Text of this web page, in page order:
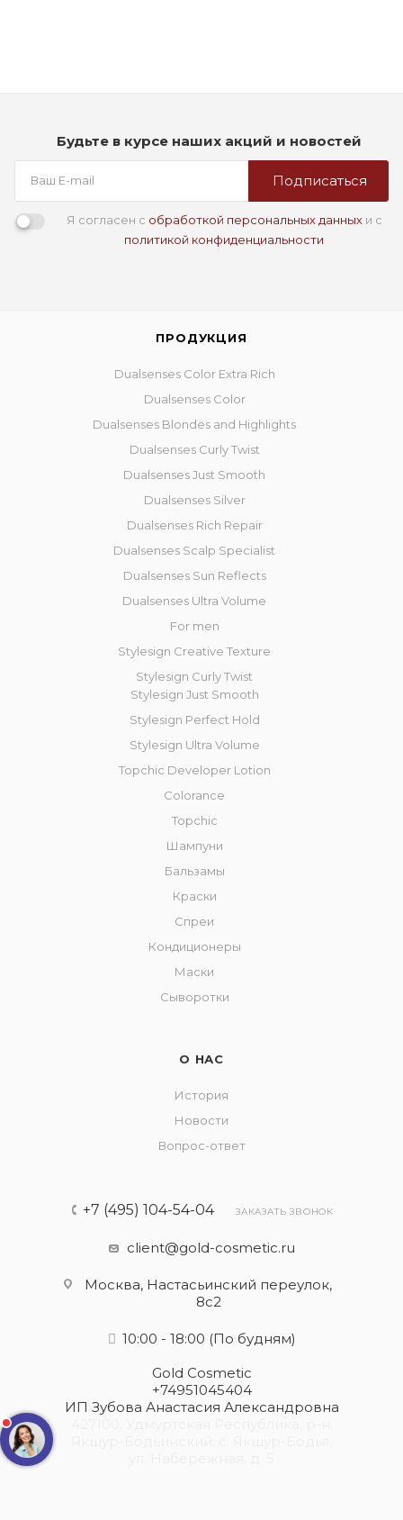
Будьте в курсе наших акций и новостей
Подписаться
Я согласен с обработкой персональных данныхи с
политикой конфиденциальности
ПРОДУКЦИЯ
Dualsenses Color Extra Rich
Dualsenses Color
Dualsenses Blondes and Highlights
Dualsenses Curly Twist
Dualsenses Just Smooth
Dualsenses Silver
Dualsenses Rich Repair
Dualsenses Scalp Specialist
Dualsenses Sun Reflects
Dualsenses Ultra Volume
For men
Stylesign Creative Texture
Stylesign Curly Twist
Stylesign Just Smooth
Stylesign Perfect Hold
Stylesign Ultra Volume
Topchic Developer Lotion
Colorance
Topchic
Шампуни
Бальзамы
Краски
Спреи
Кондиционеры
Маски
Сыворотки
О НАС
История
Новости
Вопрос-ответ
+7 (495) 104-54-04 ЗАКАЗАТЬ ЗВОНОК
client@gold-cosmetic.ru
Москва, Настасьинский переулок,
8с2
10:00 - 18:00 (По будням)
Gold Cosmetic
+74951045404
ИП Зубова Анастасия Александровна